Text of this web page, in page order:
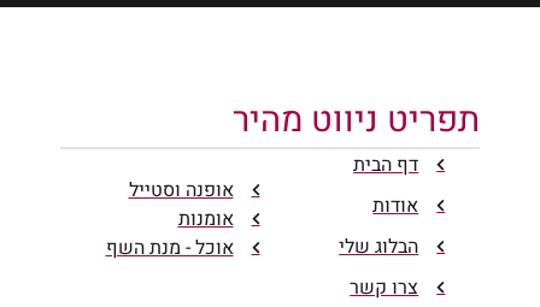
תפריט ניווט מהיר
דף הבית
אודות
הבלוג שלי
צרו קשר
אופנה וסטייל
אומנות
אוכל - מנת השף